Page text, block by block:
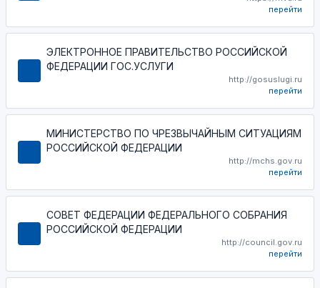
перейти
ЭЛЕКТРОННОЕ ПРАВИТЕЛЬСТВО РОССИЙСКОЙ
ФЕДЕРАЦИИ ГОС.УСЛУГИ
http://gosuslugi.ru
перейти
МИНИСТЕРСТВО ПО ЧРЕЗВЫЧАЙНЫМ СИТУАЦИЯМ
РОССИЙСКОЙ ФЕДЕРАЦИИ
http://mchs.gov.ru
перейти
СОВЕТ ФЕДЕРАЦИИ ФЕДЕРАЛЬНОГО СОБРАНИЯ
РОССИЙСКОЙ ФЕДЕРАЦИИ
http://council.gov.ru
перейти